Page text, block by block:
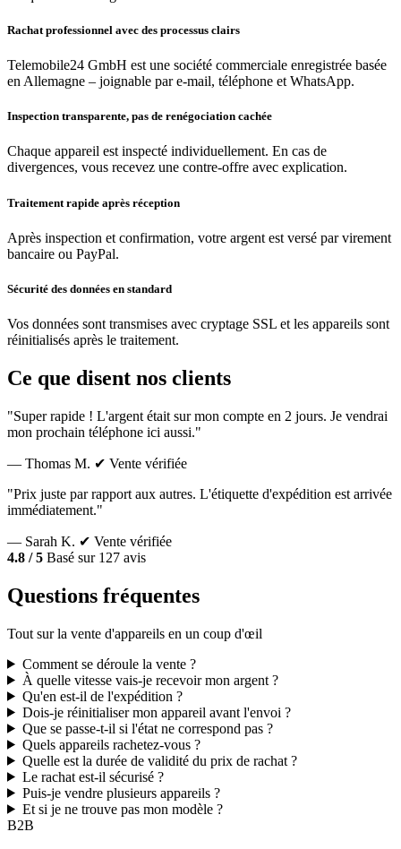
Rachat professionnel avec des processus clairs
Telemobile24 GmbH est une société commerciale enregistrée basée
en Allemagne – joignable par e-mail, téléphone et WhatsApp.
Inspection transparente, pas de renégociation cachée
Chaque appareil est inspecté individuellement. En cas de
divergences, vous recevez une contre-offre avec explication.
Traitement rapide après réception
Après inspection et confirmation, votre argent est versé par virement
bancaire ou PayPal.
Sécurité des données en standard
Vos données sont transmises avec cryptage SSL et les appareils sont
réinitialisés après le traitement.
Ce que disent nos clients
"Super rapide ! L'argent était sur mon compte en 2 jours. Je vendrai
mon prochain téléphone ici aussi."
— Thomas M. ✔ Vente vérifiée
"Prix juste par rapport aux autres. L'étiquette d'expédition est arrivée
immédiatement."
— Sarah K. ✔ Vente vérifiée
4.8 / 5 Basé sur 127 avis
Questions fréquentes
Tout sur la vente d'appareils en un coup d'œil
Comment se déroule la vente ?
À quelle vitesse vais-je recevoir mon argent ?
Qu'en est-il de l'expédition ?
Dois-je réinitialiser mon appareil avant l'envoi ?
Que se passe-t-il si l'état ne correspond pas ?
Quels appareils rachetez-vous ?
Quelle est la durée de validité du prix de rachat ?
Le rachat est-il sécurisé ?
Puis-je vendre plusieurs appareils ?
Et si je ne trouve pas mon modèle ?
B2B